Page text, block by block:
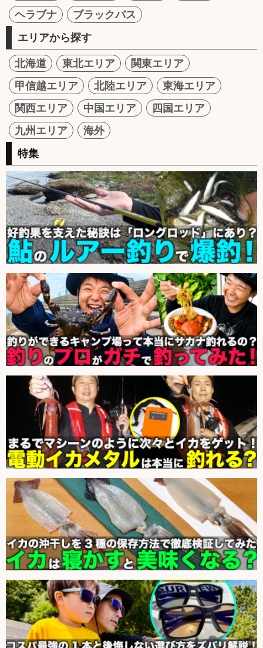
ヘラブナ
ブラックバス
エリアから探す
北海道 東北エリア
関東エリア
甲信越エリア
北陸エリア
東海エリア
関西エリア
中国エリア
四国エリア
九州エリア
海外
特集